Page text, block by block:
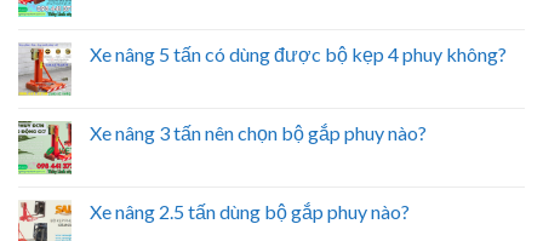
Xe nâng 5 tấn có dùng được bộ kẹp 4 phuy không?
Xe nâng 3 tấn nên chọn bộ gắp phuy nào?
Xe nâng 2.5 tấn dùng bộ gắp phuy nào?